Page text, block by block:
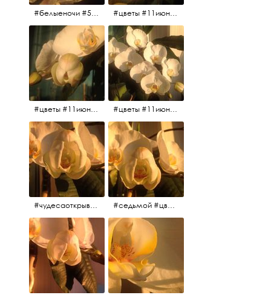
#белыеночи #5утра #11июня2017 #цветы #цветы #11июня2017 #5утра #белыеночи
#цветы #11июня2017 #цветы #11июня2017
#чудесаоткрываются #красота #чудоприроды #нежность #цветы #прекрасное #седьмой #цветы #жизньналоджии